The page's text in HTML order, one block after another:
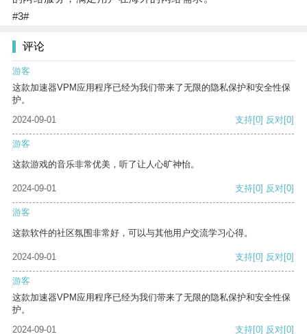
#3#
评论
游客
这款加速器VPM应用程序已经为我们带来了无限的隐私保护和安全性保
护。
2024-09-01
支持[0] 反对[0]
游客
这款游戏的音乐非常优美，听了让人心旷神怡。
2024-09-01 支持[0] 反对[0]
游客
这款软件的社区氛围非常好，可以与其他用户交流学习心得。
2024-09-01 支持[0] 反对[0]
游客
这款加速器VPM应用程序已经为我们带来了无限的隐私保护和安全性保
护。
2024-09-01
支持[0] 反对[0]